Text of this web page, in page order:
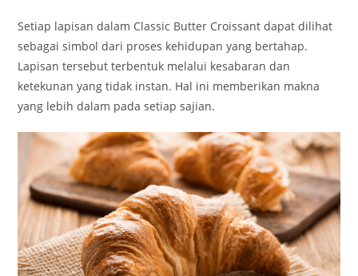
Setiap lapisan dalam Classic Butter Croissant dapat dilihat
sebagai simbol dari proses kehidupan yang bertahap.
Lapisan tersebut terbentuk melalui kesabaran dan
ketekunan yang tidak instan. Hal ini memberikan makna
yang lebih dalam pada setiap sajian.